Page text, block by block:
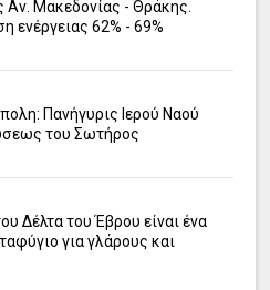
Αν. Μακεδονίας - Θράκης.
ενέργειας 62% - 69%
Πανήγυρις Ιερού Ναού
του Σωτήρος
Δέλτα του Έβρου είναι ένα
για γλάρους και